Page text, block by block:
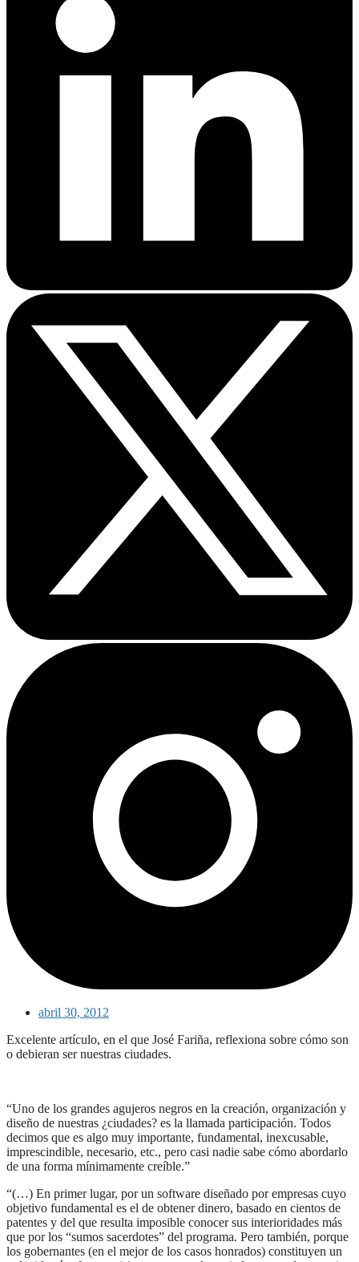
abril 30, 2012
Excelente artículo, en el que José Fariña, reflexiona sobre cómo son
o debieran ser nuestras ciudades.
“Uno de los grandes agujeros negros en la creación, organización y
diseño de nuestras ¿ciudades? es la llamada participación. Todos
decimos que es algo muy importante, fundamental, inexcusable,
imprescindible, necesario, etc., pero casi nadie sabe cómo abordarlo
de una forma mínimamente creíble.”
“(…) En primer lugar, por un software diseñado por empresas cuyo
objetivo fundamental es el de obtener dinero, basado en cientos de
patentes y del que resulta imposible conocer sus interioridades más
que por los “sumos sacerdotes” del programa. Pero también, porque
los gobernantes (en el mejor de los casos honrados) constituyen un